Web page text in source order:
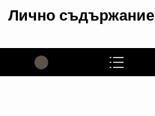
Лично съдържание